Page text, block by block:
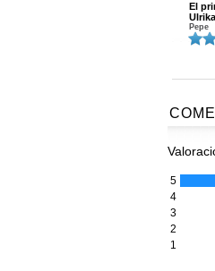
El
Pepe
5
4
3
2
1